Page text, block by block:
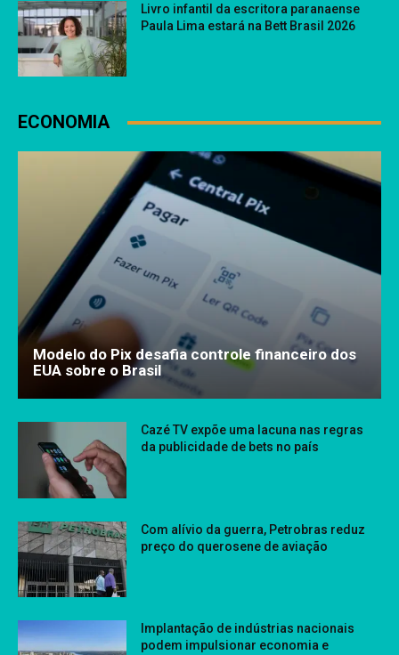
Livro infantil da escritora paranaense
Paula Lima estará na Bett Brasil 2026
ECONOMIA
Modelo do Pix desafia controle financeiro dos
EUA sobre o Brasil
Cazé TV expõe uma lacuna nas regras
da publicidade de bets no país
Com alívio da guerra, Petrobras reduz
preço do querosene de aviação
Implantação de indústrias nacionais
podem impulsionar economia e